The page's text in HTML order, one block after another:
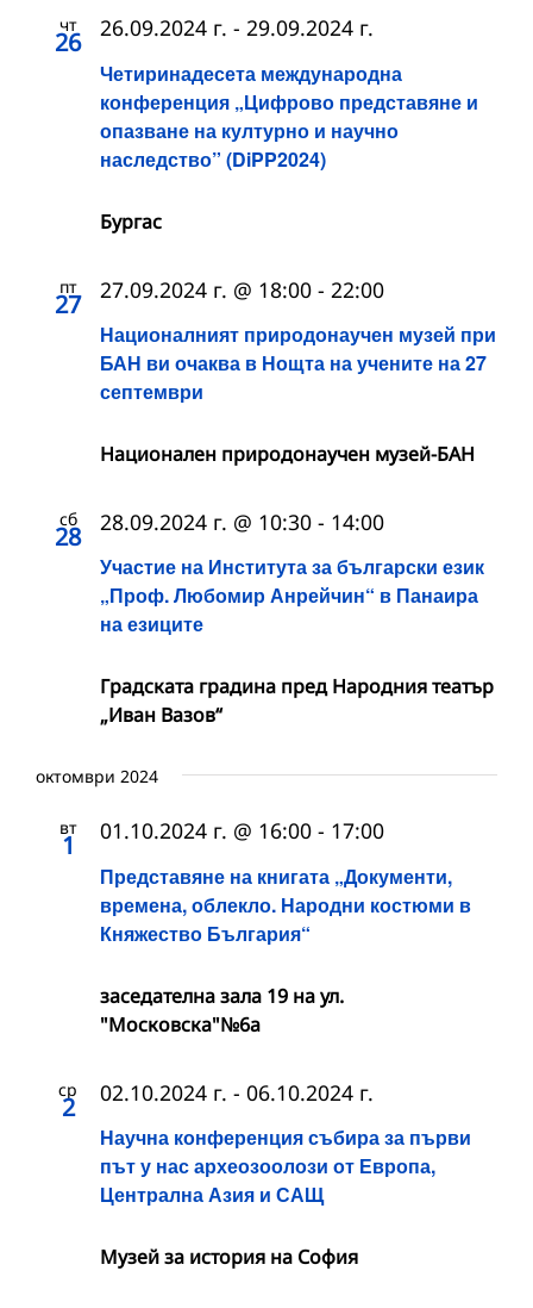
чт
26
Четиринадесета международна
конференция „Цифрово представяне и
опазване на културно и научно
наследство” (DiPP2024)
26.09.2024 г. - 29.09.2024 г.
Бургас
пт
27
Националният природонаучен музей при
БАН ви очаква в Нощта на учените на 27
септември
27.09.2024 г. @ 18:00 - 22:00
Национален природонаучен музей-БАН
сб
28
Участие на Института за български език
„Проф. Любомир Анрейчин“ в Панаира
на езиците
28.09.2024 г. @ 10:30 - 14:00
Градската градина пред Народния театър
„Иван Вазов“
октомври 2024
вт
1
Представяне на книгата „Документи,
времена, облекло. Народни костюми в
Княжество България“
01.10.2024 г. @ 16:00 - 17:00
заседателна зала 19 на ул.
"Московска"№6а
ср
2
Научна конференция събира за първи
път у нас археозоолози от Европа,
Централна Азия и САЩ
02.10.2024 г. - 06.10.2024 г.
Музей за история на София